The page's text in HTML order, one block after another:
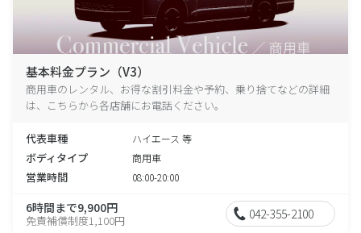
基本料金プラン（V3）
商用車のレンタル、お得な割引料金や予約、乗り捨てなどの詳細
は、こちらから各店舗にお電話ください。
代表車種 ハイエース 等
ボディタイプ 商用車
営業時間 08:00-20:00
6時間まで9,900円
免責補償制度1,100円 042-355-2100